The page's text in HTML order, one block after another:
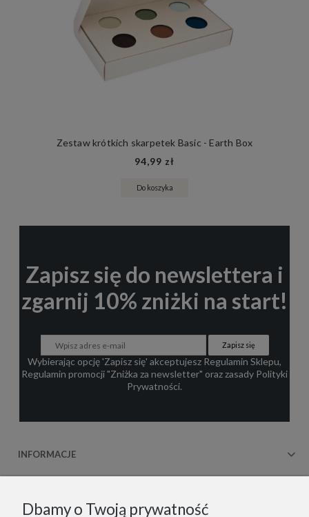
Zestaw krótkich skarpetek Basic - Earth Box
94,99 zł
Do koszyka
Zapisz się do newslettera i
zgarnij 10% zniżki na start!
Zapisz się
Wybierając opcję 'Zapisz się' akceptujesz Regulamin Sklepu,
Regulamin promocji "Zniżka za newsletter" oraz zasady Polityki
Prywatności.
INFORMACJE
Dbamy o Twoją prywatność